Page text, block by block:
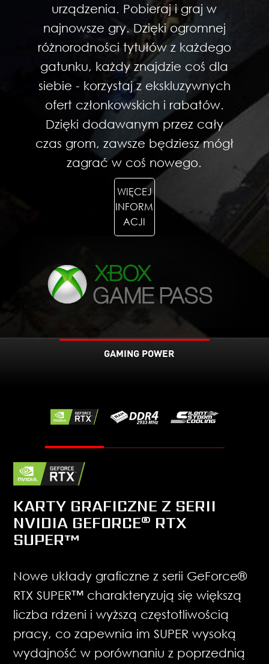
urządzenia. Pobieraj i graj w
najnowsze gry. Dzięki ogromnej
różnorodności tytułów z każdego
gatunku, każdy znajdzie coś dla
siebie - korzystaj z ekskluzywnych
ofert członkowskich i rabatów.
Dzięki dodawanym przez cały
czas grom, zawsze będziesz mógł
zagrać w coś nowego.
WIĘCEJ
INFORM
ACJI
GAMING POWER
KARTY GRAFICZNE Z SERII
NVIDIA GEFORCE® RTX
SUPER™
Nowe układy graficzne z serii GeForce®
RTX SUPER™ charakteryzują się większą
liczba rdzeni i wyższą częstotliwością
pracy, co zapewnia im SUPER wysoką
wydajność w porównaniu z poprzednią